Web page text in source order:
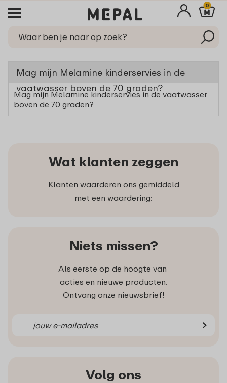
0
Mag mijn Melamine kinderservies in de
vaatwasser boven de 70 graden?
Mag mijn Melamine kinderservies in de vaatwasser
boven de 70 graden?
Wat klanten zeggen
Klanten waarderen ons gemiddeld
met een waardering:
Niets missen?
Als eerste op de hoogte van
acties en nieuwe producten.
Ontvang onze nieuwsbrief!
Volg ons